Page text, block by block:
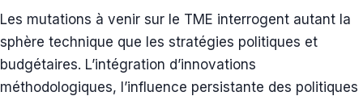
Les mutations à venir sur le TME interrogent autant la
sphère technique que les stratégies politiques et
budgétaires. L’intégration d’innovations
méthodologiques, l’influence persistante des politiques